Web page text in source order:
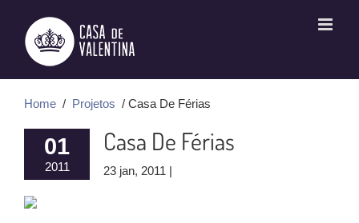
conteúdo
Home / Projetos / Casa De Férias
01
2011
Casa De Férias
23 jan, 2011 |